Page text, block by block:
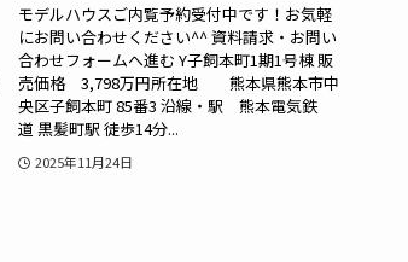
モデルハウスご内覧予約受付中です！お気軽
にお問い合わせください^^ 資料請求・お問い
合わせフォームへ進む Y子飼本町1期1号棟 販
売価格 3,798万円所在地 熊本県熊本市中
央区子飼本町 85番3 沿線・駅 熊本電気鉄
道 黒髪町駅 徒歩14分...
2025年11月24日